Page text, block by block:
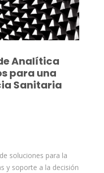
Analítica
para una
Sanitaria
soluciones para la
y soporte a la decisión